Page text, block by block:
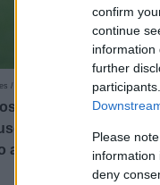
confirm
continue
information
further
Please
information
deny
/ ZUMA Wire
que te has dejado
a bajo precio, te